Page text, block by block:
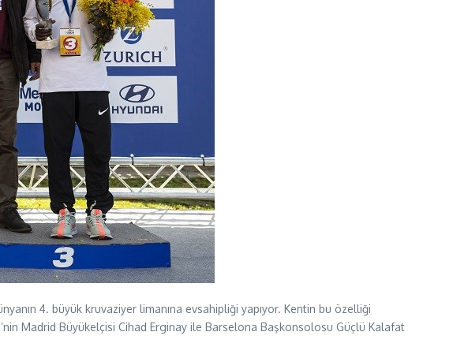
4. büyük kruvaziyer limanına evsahipliği yapıyor. Kentin bu özelliği
Madrid Büyükelçisi Cihad Erginay ile Barselona Başkonsolosu Güçlü Kalafat